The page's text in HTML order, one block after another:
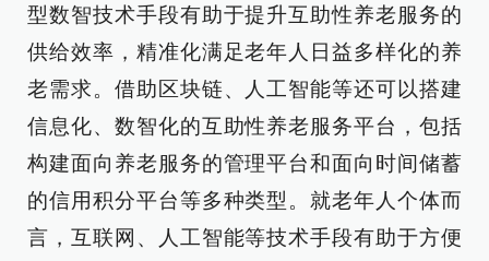
型数智技术手段有助于提升互助性养老服务的
供给效率，精准化满足老年人日益多样化的养
老需求。借助区块链、人工智能等还可以搭建
信息化、数智化的互助性养老服务平台，包括
构建面向养老服务的管理平台和面向时间储蓄
的信用积分平台等多种类型。就老年人个体而
言，互联网、人工智能等技术手段有助于方便